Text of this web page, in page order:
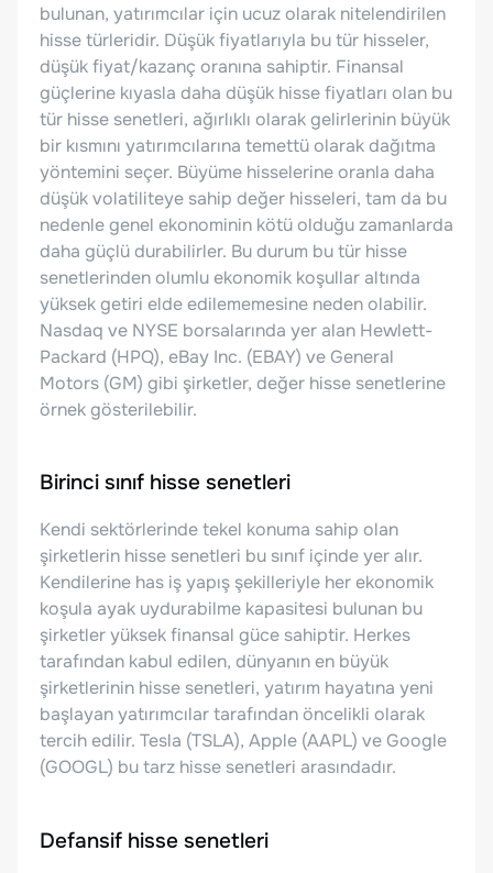
bulunan, yatırımcılar için ucuz olarak nitelendirilen
hisse türleridir. Düşük fiyatlarıyla bu tür hisseler,
düşük fiyat/kazanç oranına sahiptir. Finansal
güçlerine kıyasla daha düşük hisse fiyatları olan bu
tür hisse senetleri, ağırlıklı olarak gelirlerinin büyük
bir kısmını yatırımcılarına temettü olarak dağıtma
yöntemini seçer. Büyüme hisselerine oranla daha
düşük volatiliteye sahip değer hisseleri, tam da bu
nedenle genel ekonominin kötü olduğu zamanlarda
daha güçlü durabilirler. Bu durum bu tür hisse
senetlerinden olumlu ekonomik koşullar altında
yüksek getiri elde edilememesine neden olabilir.
Nasdaq ve NYSE borsalarında yer alan Hewlett-
Packard (HPQ), eBay Inc. (EBAY) ve General
Motors (GM) gibi şirketler, değer hisse senetlerine
örnek gösterilebilir.
Birinci sınıf hisse senetleri
Kendi sektörlerinde tekel konuma sahip olan
şirketlerin hisse senetleri bu sınıf içinde yer alır.
Kendilerine has iş yapış şekilleriyle her ekonomik
koşula ayak uydurabilme kapasitesi bulunan bu
şirketler yüksek finansal güce sahiptir. Herkes
tarafından kabul edilen, dünyanın en büyük
şirketlerinin hisse senetleri, yatırım hayatına yeni
başlayan yatırımcılar tarafından öncelikli olarak
tercih edilir. Tesla (TSLA), Apple (AAPL) ve Google
(GOOGL) bu tarz hisse senetleri arasındadır.
Defansif hisse senetleri